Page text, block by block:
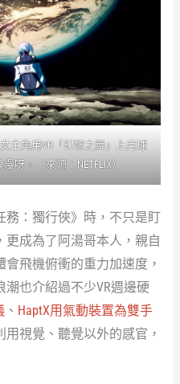
主角用VR「幻智之舞」上月球
呀。（來源：NETFLIX）
務：獨行俠》時，不只是盯
成為了阿湯哥本人，親自
飛機俯衝的重力加速度，
也介紹過不少VR週邊硬
、 HaptX用氣動裝置為雙手
用視覺、聽覺以外的感官，